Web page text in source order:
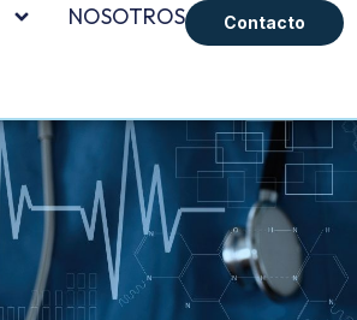
NOSOTROS Contacto